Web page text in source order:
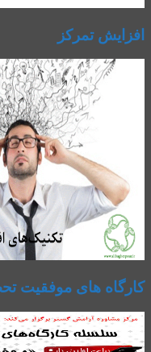
افزایش تمرکز
کارگاه های موفقیت